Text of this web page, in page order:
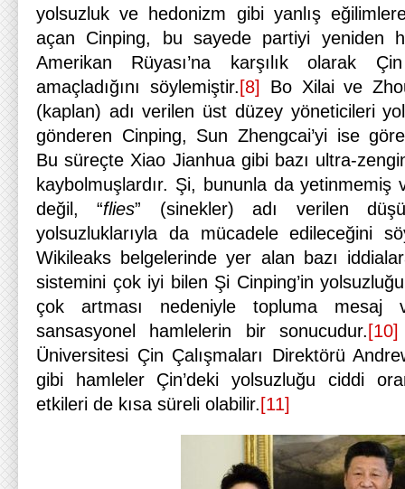
yolsuzluk ve hedonizm gibi yanlış
açan Cinping, bu sayede partiyi yeniden
Amerikan Rüyası’na karşılık olarak Çin
amaçladığını söylemiştir. [8]
Bo Xilai ve
(kaplan) adı verilen üst düzey yöneticileri
gönderen Cinping, Sun Zhengcai’yi ise
Bu süreçte Xiao Jianhua gibi bazı ultra-
kaybolmuşlardır. Şi, bununla da yetinmemiş
değil, “flies” (sinekler) adı verilen
yolsuzluklarıyla da mücadele edileceğini
Wikileaks belgelerinde yer alan bazı
sistemini çok iyi bilen Şi Cinping’in
çok artması nedeniyle topluma mesaj
sansasyonel hamlelerin bir sonucudur. [10]
Üniversitesi Çin Çalışmaları Direktörü
gibi hamleler Çin’deki yolsuzluğu ciddi
etkileri de kısa süreli olabilir. [11]